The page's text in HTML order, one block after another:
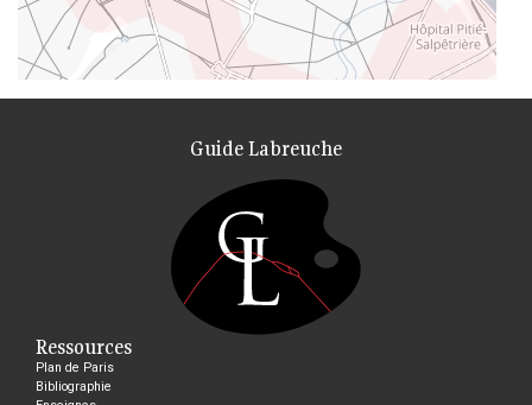
Guide Labreuche
Ressources
Plan de Paris
Bibliographie